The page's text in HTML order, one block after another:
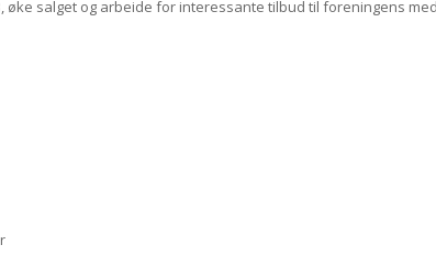
salget og arbeide for interessante tilbud til foreningens